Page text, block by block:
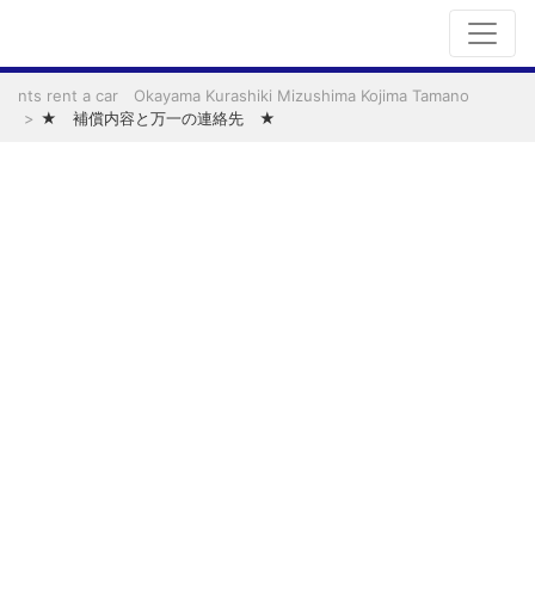
nts rent a car Okayama Kurashiki Mizushima Kojima Tamano
★ 補償内容と万一の連絡先 ★